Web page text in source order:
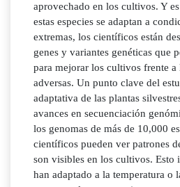
aprovechado en los cultivos. Y
estas especies se adaptan a
extremas, los científicos están
genes y variantes genéticas que
para mejorar los cultivos frente a
adversas. Un punto clave del
adaptativa de las plantas
avances en secuenciación
los genomas de más de 10,000
científicos pueden ver patrones
son visibles en los cultivos. Esto
han adaptado a la temperatura o